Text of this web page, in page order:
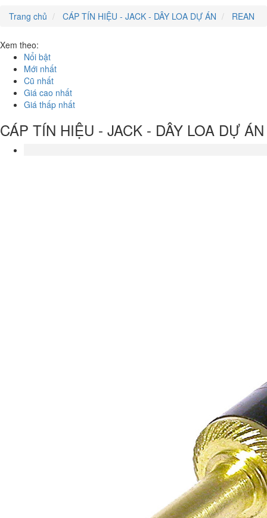
Trang chủ
CÁP TÍN HIỆU - JACK - DÂY LOA DỰ ÁN REAN
Xem theo:
Nổi bật
Mới nhất
Cũ nhất
Giá cao nhất
Giá thấp nhất
CÁP TÍN HIỆU - JACK - DÂY LOA DỰ ÁN